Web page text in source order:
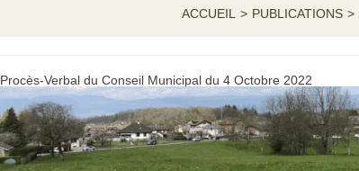
ACCUEIL > PUBLICATIONS >
Procès-Verbal du Conseil Municipal du 4 Octobre 2022